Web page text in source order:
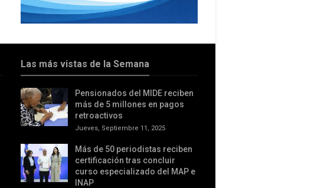
Las más vistas de la Semana
Pensionados del MIDE reciben
más de 5 millones en pagos
retroactivos
Jueves, Septiembre 11, 2025
Más de 50 periodistas reciben
certificación tras concluir
curso especializado del MAP e
INAP